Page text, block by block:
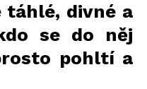
táhlé, divné a
se do něj
pohltí a